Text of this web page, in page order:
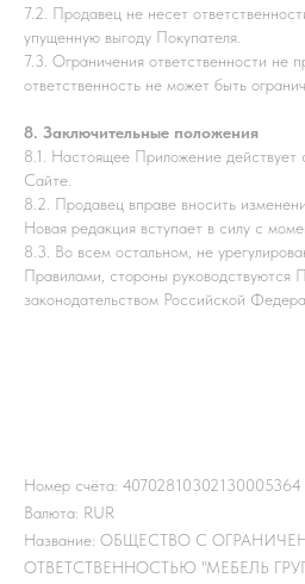
7.2. Продавец не несет
упущенную выгоду Покупателя.
7.3. Ограничения ответственности не
ответственность не может быть
8. Заключительные положения
8.1. Настоящее Приложение
Сайте.
8.2. Продавец вправе вносить
Новая редакция вступает в силу с
8.3. Во всем остальном, не
Правилами, стороны руководствуются
законодательством Российской
Номер счёта: 40702810302130005364
Валюта: RUR
Название: ОБЩЕСТВО С
ОТВЕТСТВЕННОСТЬЮ "МЕБЕЛЬ